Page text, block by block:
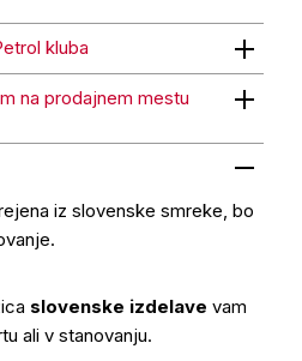
kluba
kluba
na prodajnem mestu
mestu
iz slovenske smreke, bo
slovenske izdelave vam
ali v stanovanju.